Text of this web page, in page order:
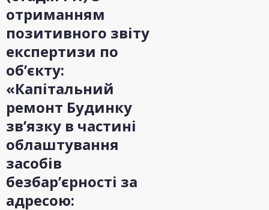
отриманням
позитивного звіту
експертизи по
об’єкту:
«Капітальний
ремонт Будинку
зв’язку в частині
облаштування
засобів
безбар’єрності за
адресою: